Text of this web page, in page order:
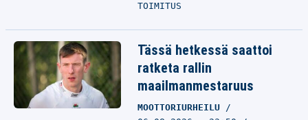
TOIMITUS
Tässä hetkessä saattoi
ratketa rallin
maailmanmestaruus
MOOTTORIURHEILU